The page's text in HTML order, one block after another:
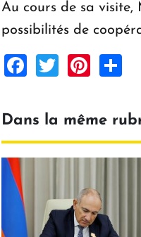
Au cours de sa
possibilités de
Facebook
Twitter
Dans la même